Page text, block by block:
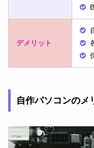
デメリット
自作パソコンのメ